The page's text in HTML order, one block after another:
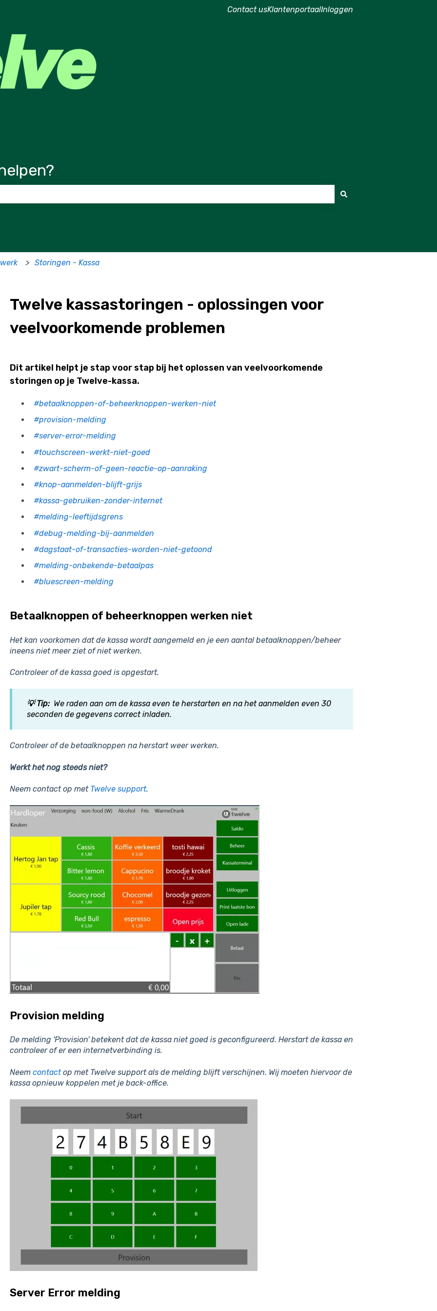
Contact usKlantenportaalInloggen
Storingen - Kassa
Twelve kassastoringen - oplossingen voor
veelvoorkomende problemen
Dit artikel helpt je stap voor stap bij het oplossen van veelvoorkomende
storingen op je Twelve-kassa.
#betaalknoppen-of-beheerknoppen-werken-niet
#provision-melding
#server-error-melding
#touchscreen-werkt-niet-goed
#zwart-scherm-of-geen-reactie-op-aanraking
#knop-aanmelden-blijft-grijs
#kassa-gebruiken-zonder-internet
#melding-leeftijdsgrens
#debug-melding-bij-aanmelden
#dagstaat-of-transacties-worden-niet-getoond
#melding-onbekende-betaalpas
#bluescreen-melding
Betaalknoppen of beheerknoppen werken niet
Het kan voorkomen dat de kassa wordt aangemeld en je een aantal betaalknoppen/beheer
ineens niet meer ziet of niet werken.
Controleer of de kassa goed is opgestart.
💡 Tip: We raden aan om de kassa even te herstarten en na het aanmelden even 30
seconden de gegevens correct inladen.
Controleer of de betaalknoppen na herstart weer werken.
Werkt het nog steeds niet?
Neem contact op met Twelve support.
Provision melding
De melding 'Provision' betekent dat de kassa niet goed is geconfigureerd. Herstart de kassa en
controleer of er een internetverbinding is.
Neem contactop met Twelve support als de melding blijft verschijnen. Wij moeten hiervoor de
kassa opnieuw koppelen met je back-office.
Server Error melding